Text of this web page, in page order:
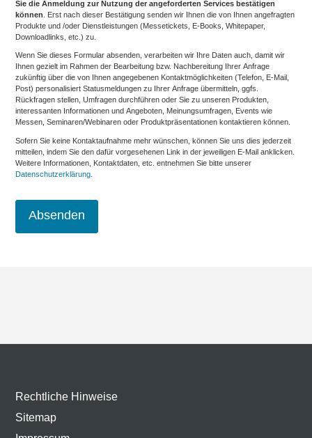
Sie die Anmeldung zur Nutzung der angeforderten Services bestätigen
können . Erst nach dieser Bestätigung senden wir Ihnen die von Ihnen angefragten
Produkte und /oder Dienstleistungen (Messetickets, E-Books, Whitepaper,
Downloadlinks, etc.) zu.
Wenn Sie dieses Formular absenden, verarbeiten wir Ihre Daten auch, damit wir
Ihnen gezielt im Rahmen der Bearbeitung bzw. Nachbereitung Ihrer Anfrage
zukünftig über die von Ihnen angegebenen Kontaktmöglichkeiten (Telefon, E-Mail,
Post) personalisiert Statusmeldungen zu Ihrer Anfrage übermitteln, ggfs.
Rückfragen stellen, Umfragen durchführen oder Sie zu unseren Produkten,
interessanten Informationen und Angeboten, Meinungsumfragen, Events wie
Messen, Seminaren/Webinaren oder Produktpräsentationen kontaktieren können.
Sofern Sie keine Kontaktaufnahme mehr wünschen, können Sie uns dies jederzeit
mitteilen, indem Sie den dafür vorgesehenen Link in der jeweiligen E-Mail anklicken.
Weitere Informationen, Kontaktdaten, etc. entnehmen Sie bitte unserer
Datenschutzerklärung.
Rechtliche Hinweise
Sitemap